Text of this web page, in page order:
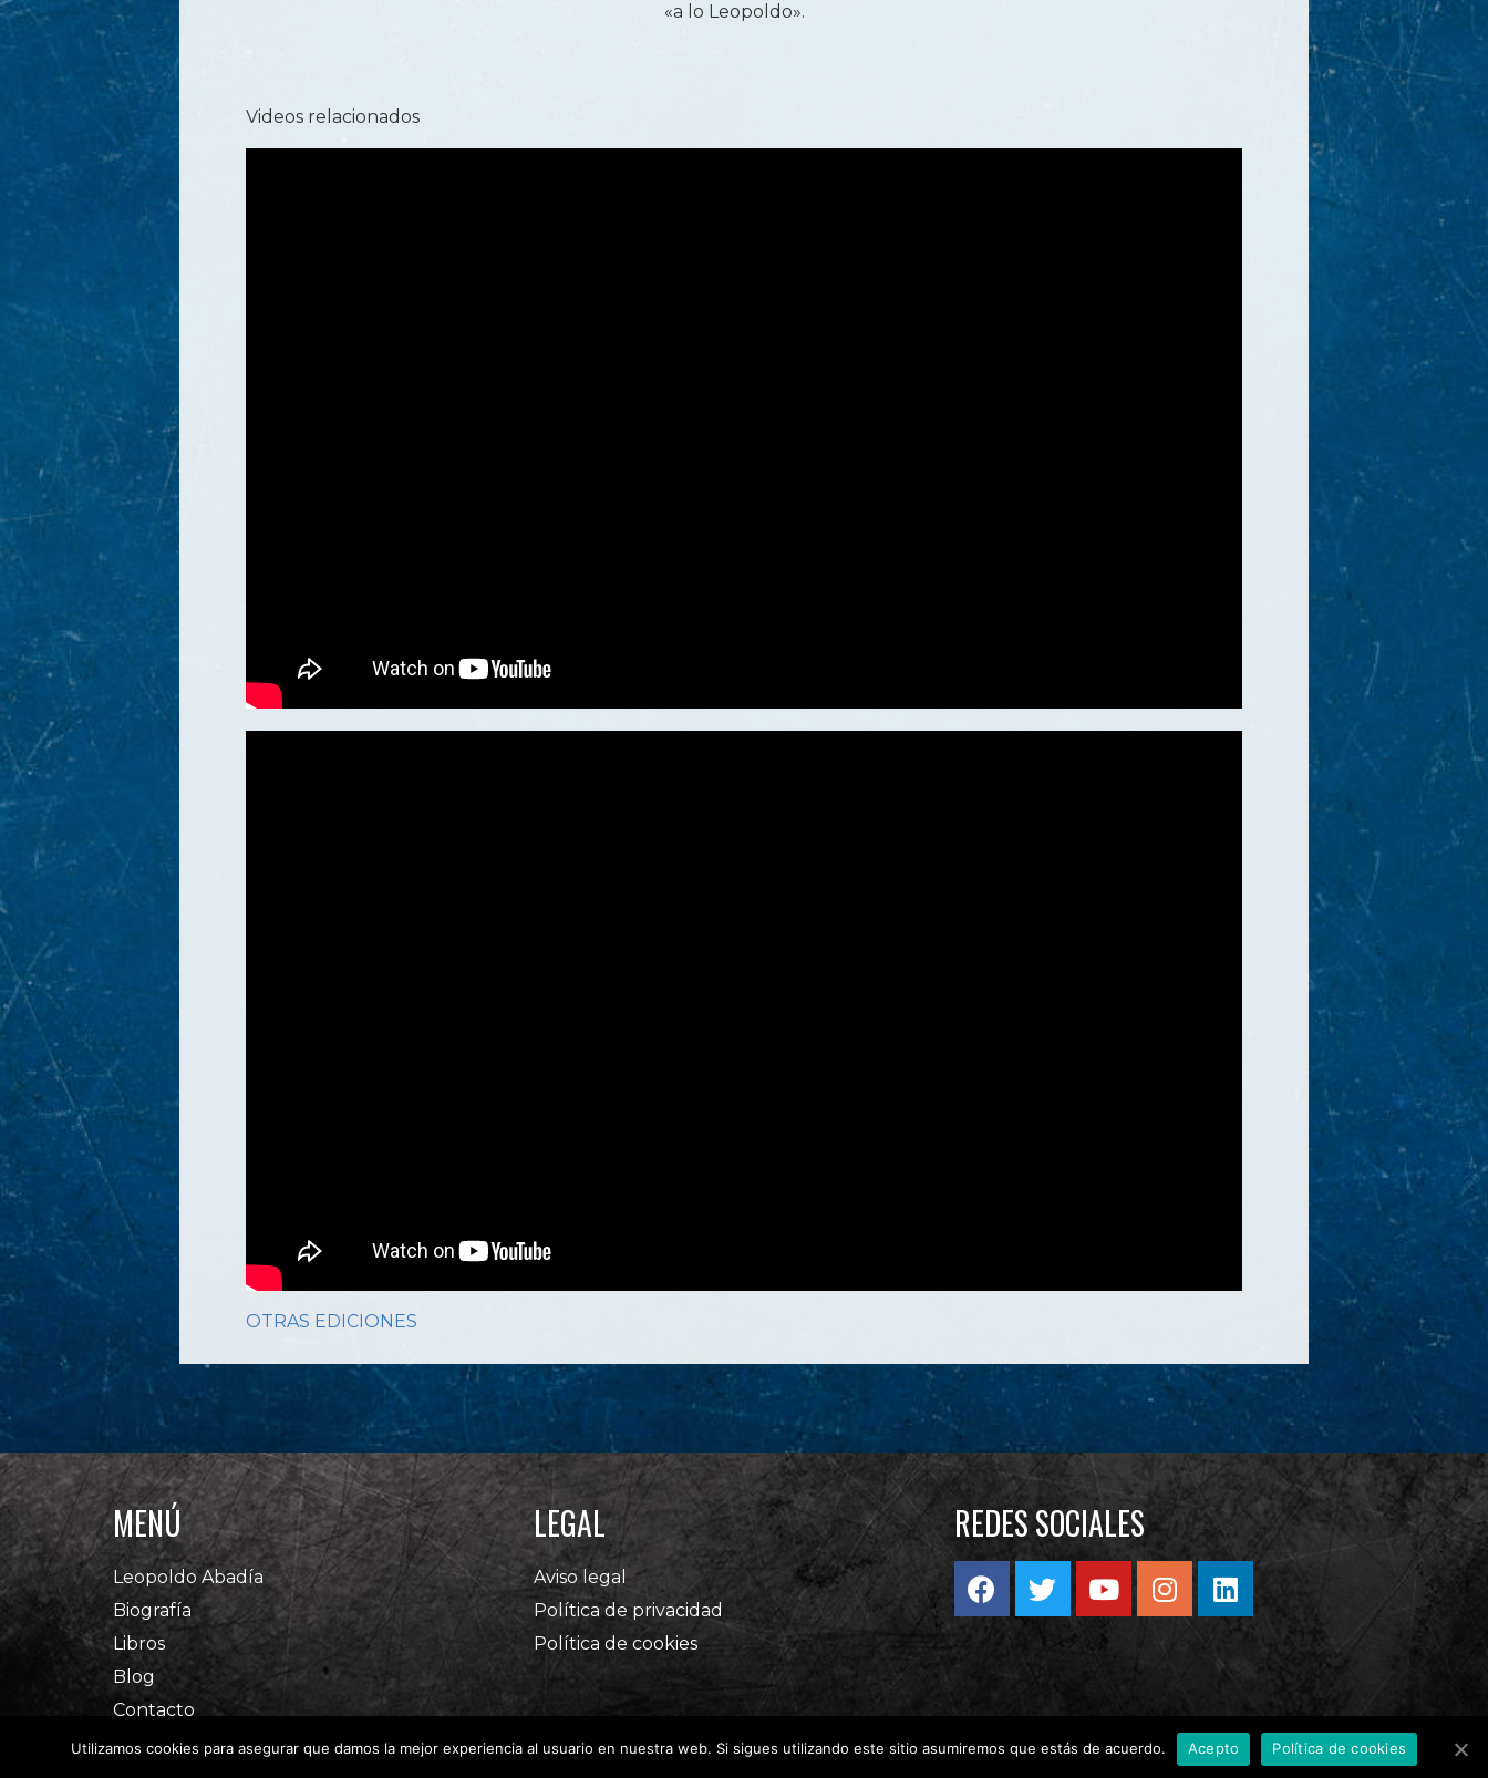
«a lo Leopoldo».
Videos relacionados
OTRAS EDICIONES
MENÚ
Leopoldo Abadía
Biografía
Libros
Blog
Contacto
LEGAL
Aviso legal
Política de privacidad
Política de cookies
REDES SOCIALES
Utilizamos cookies para asegurar que damos la mejor experiencia al usuario en nuestra web. Si sigues utilizando este sitio asumiremos que estás de acuerdo. Acepto Política de cookies